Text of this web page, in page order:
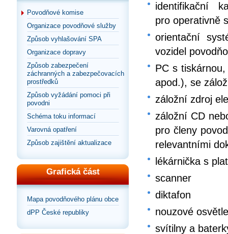
Povodňové komise
Organizace povodňové služby
Způsob vyhlašování SPA
Organizace dopravy
Způsob zabezpečení
záchranných a zabezpečovacích
prostředků
Způsob vyžádání pomoci při
povodni
Schéma toku informací
Varovná opatření
Způsob zajištění aktualizace
Grafická část
Mapa povodňového plánu obce
dPP České republiky
identifikační
pro operativně
orientační
vozidel
PC s
apod.), se
záložní zdroj
záložní CD
pro členy
relevantními
lékárnička s
scanner
diktafon
nouzové
svítilny a